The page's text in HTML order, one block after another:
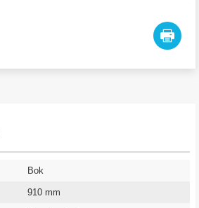
Bok
910 mm